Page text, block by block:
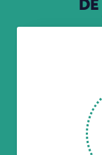
DE